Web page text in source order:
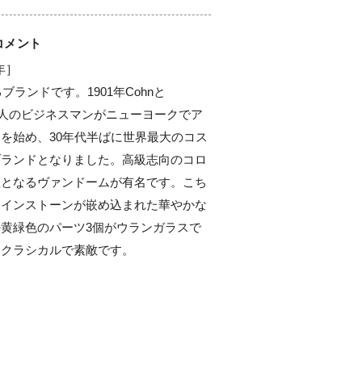
ント
ランドです。1901年Cohnと
のビジネスマンがニューヨークでア
始め、30年代半ばに世界最大のコス
ンドとなりました。高級志向のコロ
なるヴァンドームが有名です。こち
ンストーンが嵌め込まれた華やかな
緑色のパーツ3個がウランガラスで
ラシカルで素敵です。